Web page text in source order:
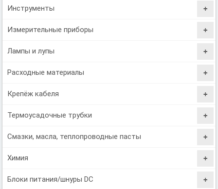
Инструменты
Измерительные приборы
Лампы и лупы
Расходные материалы
Крепёж кабеля
Термоусадочные трубки
Смазки, масла, теплопроводные пасты
Химия
Блоки питания/шнуры DC